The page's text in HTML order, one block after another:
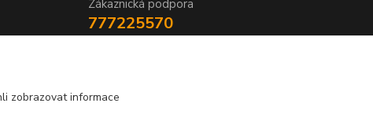
Zákaznická podpora
777225570
zobrazovat informace